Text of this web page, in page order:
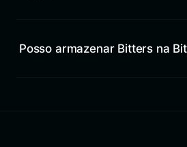
Posso armazenar Bitters na